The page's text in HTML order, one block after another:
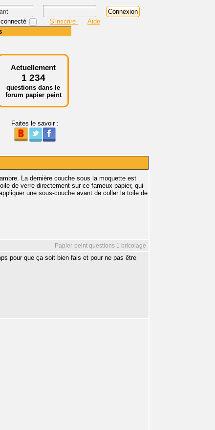
S'inscrire Aide
Actuellement
1 234
questions dans le
forum papier peint
Faites le savoir :
La dernière couche sous la moquette est
de verre directement sur ce fameux papier, qui
une sous-couche avant de coller la toile de
Papier-peint questions 1 bricolage
pour que ça soit bien fais et pour ne pas être